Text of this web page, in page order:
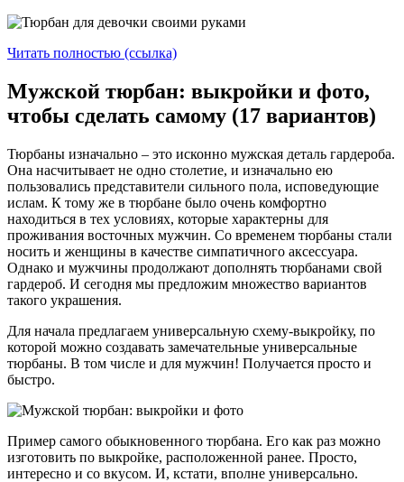
Читать полностью (ссылка)
Мужской тюрбан: выкройки и фото,
чтобы сделать самому (17 вариантов)
Тюрбаны изначально – это исконно мужская деталь гардероба.
Она насчитывает не одно столетие, и изначально ею
пользовались представители сильного пола, исповедующие
ислам. К тому же в тюрбане было очень комфортно
находиться в тех условиях, которые характерны для
проживания восточных мужчин. Со временем тюрбаны стали
носить и женщины в качестве симпатичного аксессуара.
Однако и мужчины продолжают дополнять тюрбанами свой
гардероб. И сегодня мы предложим множество вариантов
такого украшения.
Для начала предлагаем универсальную схему-выкройку, по
которой можно создавать замечательные универсальные
тюрбаны. В том числе и для мужчин! Получается просто и
быстро.
Пример самого обыкновенного тюрбана. Его как раз можно
изготовить по выкройке, расположенной ранее. Просто,
интересно и со вкусом. И, кстати, вполне универсально.